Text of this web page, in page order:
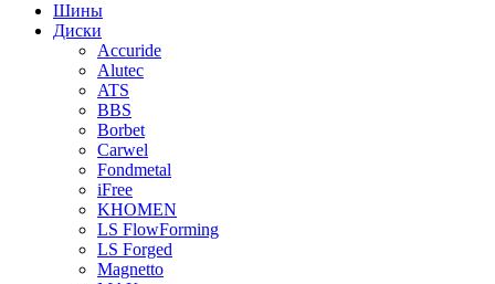
Шины
Диски
Accuride
Alutec
ATS
BBS
Borbet
Carwel
Fondmetal
iFree
KHOMEN
LS FlowForming
LS Forged
Magnetto